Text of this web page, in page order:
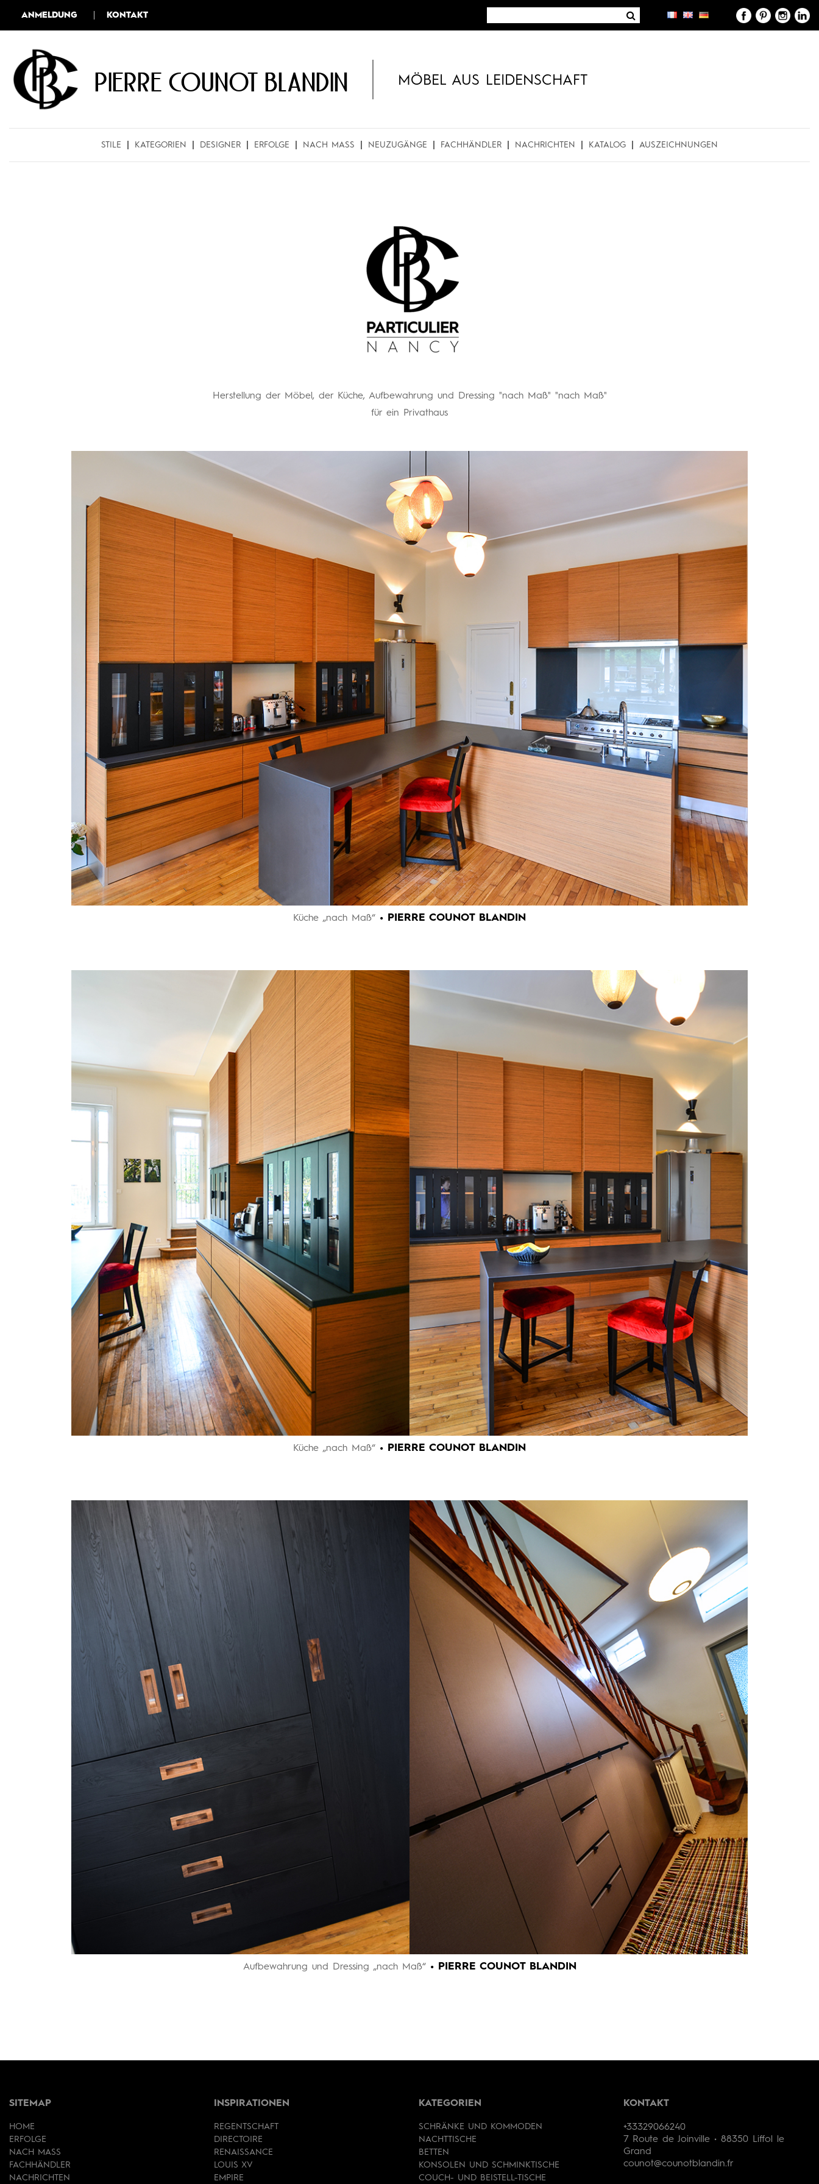
ANMELDUNG KONTAKT
Pierre COUNOT BLANDIN MÖBEL AUS LEIDENSCHAFT
STILE KATEGORIEN DESIGNER ERFOLGE NACH MASS NEUZUGÄNGE FACHHÄNDLER NACHRICHTEN KATALOG AUSZEICHNUNGEN
Herstellung der Möbel, der Küche, Aufbewahrung und Dressing "nach Maß" "nach Maß"
für ein Privathaus
Küche „nach Maß“ • PIERRE COUNOT BLANDIN
Küche „nach Maß“ • PIERRE COUNOT BLANDIN
Aufbewahrung und Dressing „nach Maß“ • PIERRE COUNOT BLANDIN
SITEMAP
HOME
ERFOLGE
NACH MASS
FACHHÄNDLER
NACHRICHTEN
INSPIRATIONEN
REGENTSCHAFT
DIRECTOIRE
RENAISSANCE
LOUIS XV
EMPIRE
KATEGORIEN
SCHRÄNKE UND KOMMODEN
NACHTTISCHE
BETTEN
KONSOLEN UND SCHMINKTISCHE
COUCH- UND BEISTELL-TISCHE
KONTAKT
+33329066240
7 Route de Joinville • 88350 Liffol le
Grand
counot@counotblandin.fr